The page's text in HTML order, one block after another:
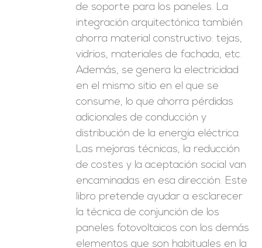
de soporte para los paneles. La
integración arquitectónica también
ahorra material constructivo: tejas,
vidrios, materiales de fachada, etc.
Además, se genera la electricidad
en el mismo sitio en el que se
consume, lo que ahorra pérdidas
adicionales de conducción y
distribución de la energía eléctrica.
Las mejoras técnicas, la reducción
de costes y la aceptación social van
encaminadas en esa dirección. Este
libro pretende ayudar a esclarecer
la técnica de conjunción de los
paneles fotovoltaicos con los demás
elementos que son habituales en la